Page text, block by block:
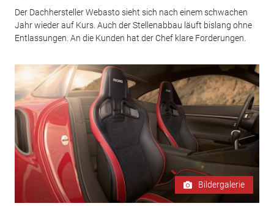
Der Dachhersteller Webasto sieht sich nach einem schwachen
Jahr wieder auf Kurs. Auch der Stellenabbau läuft bislang ohne
Entlassungen. An die Kunden hat der Chef klare Forderungen.
Bildergalerie